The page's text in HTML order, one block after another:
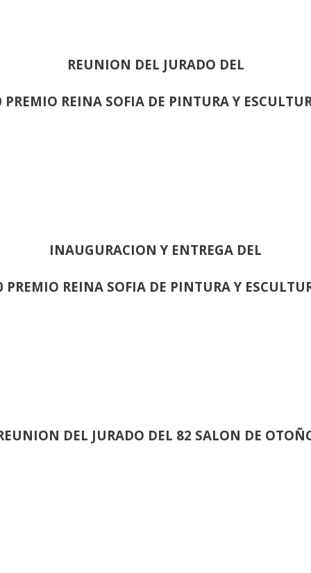
REUNION DEL JURADO DEL
PREMIO REINA SOFIA DE PINTURA Y
INAUGURACION Y ENTREGA DEL
PREMIO REINA SOFIA DE PINTURA Y
DEL JURADO DEL 82 SALON DE